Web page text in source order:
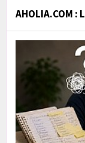
AHOLIA.COM